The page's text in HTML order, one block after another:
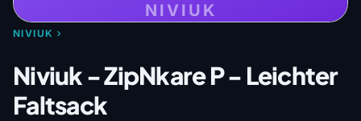
NIVIUK
NIVIUK
Niviuk - ZipNkare P - Leichter
Faltsack